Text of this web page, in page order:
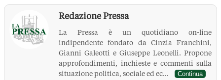
Redazione Pressa
La Pressa è un quotidiano on-line
indipendente fondato da Cinzia Franchini,
Gianni Galeotti e Giuseppe Leonelli. Propone
approfondimenti, inchieste e commenti sulla
situazione politica, sociale ed ec...
Continua